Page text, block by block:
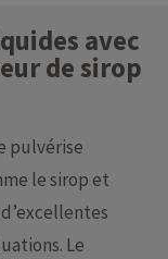
avec
de sirop
pulvérise
le sirop et
Le